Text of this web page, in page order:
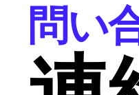
問い